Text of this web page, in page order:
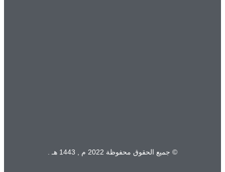
© جميع الحقوق محفوظة 2022 م , 1443 هـ .